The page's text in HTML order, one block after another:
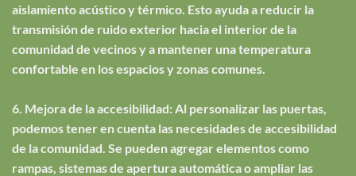
aislamiento acústico y térmico. Esto ayuda a reducir la
transmisión de ruido exterior hacia el interior de la
comunidad de vecinos y a mantener una temperatura
confortable en los espacios y zonas comunes.
6. Mejora de la accesibilidad: Al personalizar las puertas,
podemos tener en cuenta las necesidades de accesibilidad
de la comunidad. Se pueden agregar elementos como
rampas, sistemas de apertura automática o ampliar las